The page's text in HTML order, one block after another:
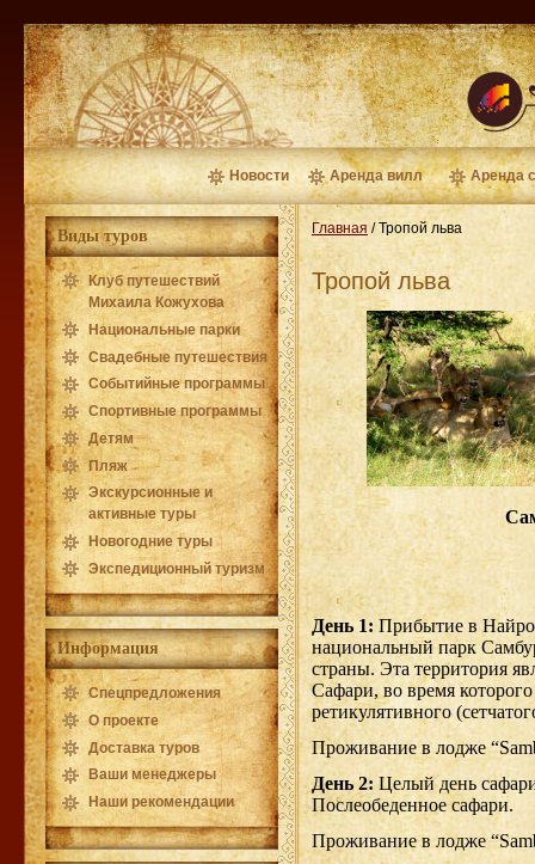
Новости Аренда вилл Аренда
Виды туров
Клуб путешествий
Михаила Кожухова
Национальные парки
Свадебные путешествия
Событийные программы
Спортивные программы
Детям
Пляж
Экскурсионные и
активные туры
Новогодние туры
Экспедиционный туризм
Информация
Спецпредложения
О проекте
Доставка туров
Ваши менеджеры
Наши рекомендации
Главная /Тропой льва
Тропой льва
День 1: Прибытие в
национальный парк
страны. Эта территория
Сафари, во время
ретикулятивного
Проживание в лодже
День 2: Целый день
Послеобеденное сафари.
Проживание в лодже